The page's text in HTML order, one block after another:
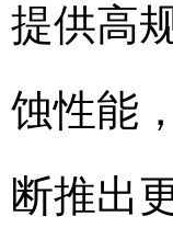
提供高
蚀性能
断推出